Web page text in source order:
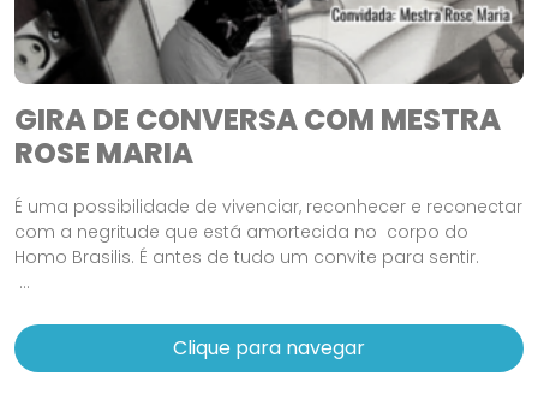
GIRA DE CONVERSA COM MESTRA
ROSE MARIA
É uma possibilidade de vivenciar, reconhecer e reconectar
com a negritude que está amortecida no corpo do
Homo Brasilis. É antes de tudo um convite para sentir.
...
Clique para navegar